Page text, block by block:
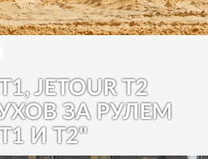
JETOUR T2
ЗА РУЛЕМ
И T2"